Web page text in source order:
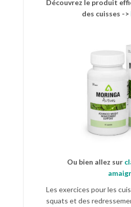
Découvrez le produit
des cuisses ->
Ou bien allez sur
Les exercices pour les
squats et des